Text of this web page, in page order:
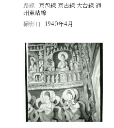
路線 京包線 京古線 大台線 通
州東站線
撮影日
1940年4月